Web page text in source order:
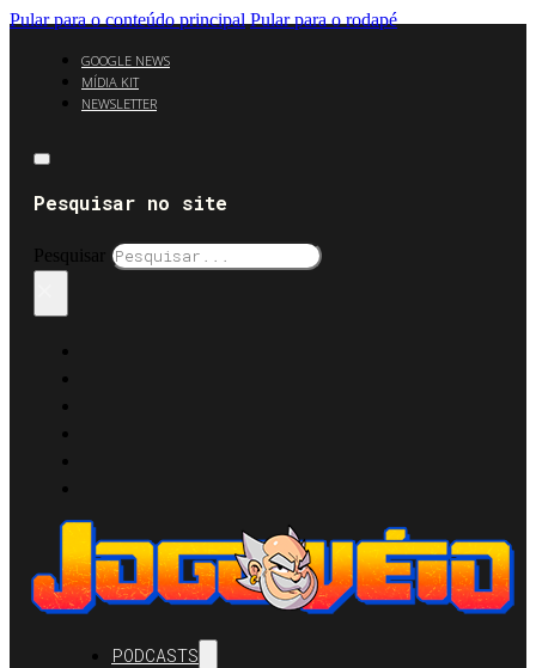
Pular para o conteúdo principal Pular para o rodapé
GOOGLE NEWS
MÍDIA KIT
NEWSLETTER
Pesquisar no site
Pesquisar
PODCASTS